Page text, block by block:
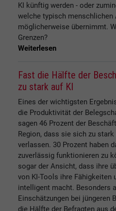
KI künftig werden - oder
welche typisch menschlichen
möglicherweise übernimmt.
Grenzen?
Weiterlesen
Fast die Hälfte der
zu stark auf KI
Eines der wichtigsten
die Produktivität der
sagen 46 Prozent der
Region, dass sie sich zu
verlassen. 30 Prozent haben
zuverlässig funktionieren zu
sogar der Ansicht, dass ihre
von KI-Tools ihre Fähigkeiten
intelligent macht. Besonders
Einschätzungen bei jüngeren
die Hälfte der Befragten aus